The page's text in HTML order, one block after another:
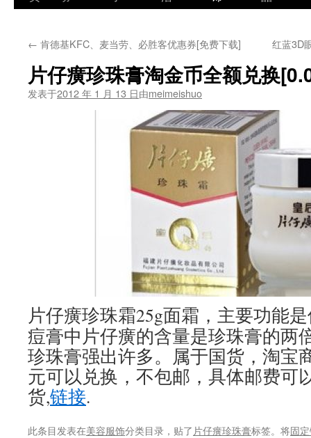
← 肯德基KFC、麦当劳、必胜客优惠券[免费下载] 红蓝3D
片仔癀珍珠膏淘金币全额兑换
发表于2012 年 1 月 13 日由meimeishuo
片仔癀珍珠霜25g面霜，主要功能
痘膏中片仔癀的含量是珍珠膏的两
珍珠膏强出许多。属于国货，淘宝
元可以兑换，不包邮，具体邮费可
货,链接.
此条目发表在美容服饰分类目录，贴了 片仔癀珍珠膏标签。将固